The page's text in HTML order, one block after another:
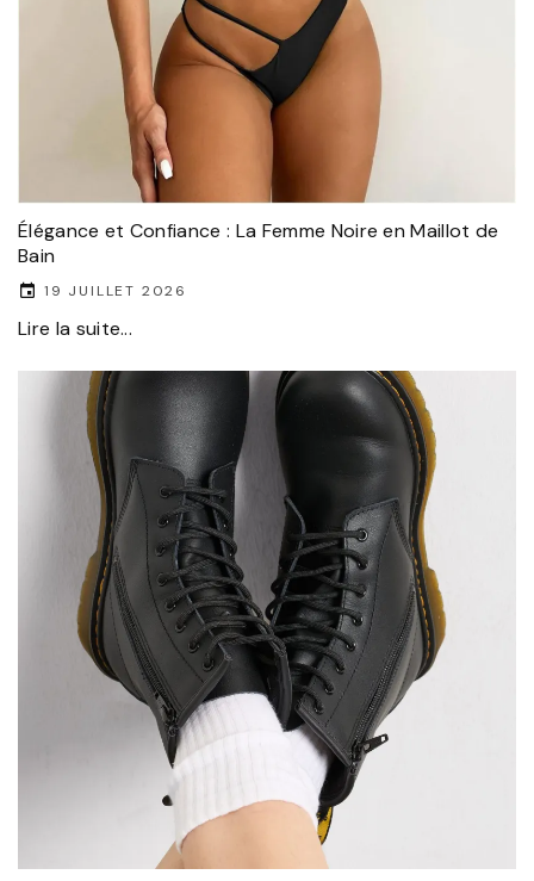
Élégance et Confiance : La Femme Noire en Maillot de
Bain
19 JUILLET 2026
Lire la suite...